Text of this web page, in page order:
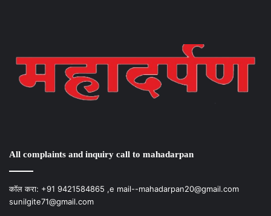
All complaints and inquiry call to mahadarpan
कॉल करा: +91 9421584865 ,e mail--mahadarpan20@gmail.com
sunilgite71@gmail.com